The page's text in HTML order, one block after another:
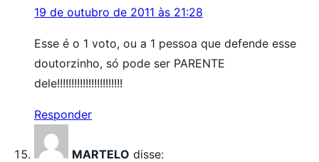
19 de outubro de 2011 às 21:28
Esse é o 1 voto, ou a 1 pessoa que defende esse
doutorzinho, só pode ser PARENTE
dele!!!!!!!!!!!!!!!!!!!!!!!
Responder
MARTELO disse: